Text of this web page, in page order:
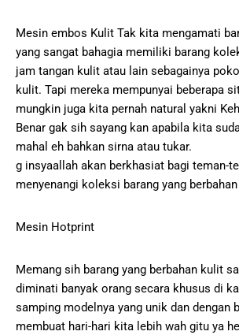
Mesin embos Kulit Tak kita mengamati
yang sangat bahagia memiliki barang
jam tangan kulit atau lain sebagainya
kulit. Tapi mereka mempunyai beberapa
mungkin juga kita pernah natural yakni
Benar gak sih sayang kan apabila kita
mahal eh bahkan sirna atau tukar.
g insyaallah akan berkhasiat bagi teman-
menyenangi koleksi barang yang
Mesin Hotprint
Memang sih barang yang berbahan kulit
diminati banyak orang secara khusus di
samping modelnya yang unik dan dengan
membuat hari-hari kita lebih wah gitu ya